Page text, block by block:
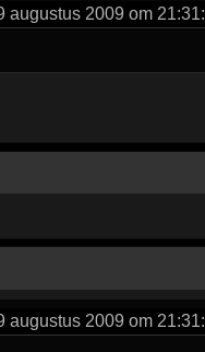
augustus 2009 om 21:31:
augustus 2009 om 21:31: